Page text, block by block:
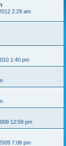
2:29 am
1:40 pm
12:59 pm
7:08 pm